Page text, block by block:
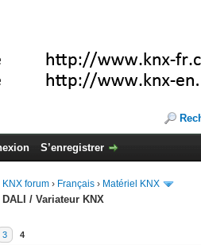
S’enregistrer
forum › Français › Matériel KNX
/ Variateur KNX
3 4